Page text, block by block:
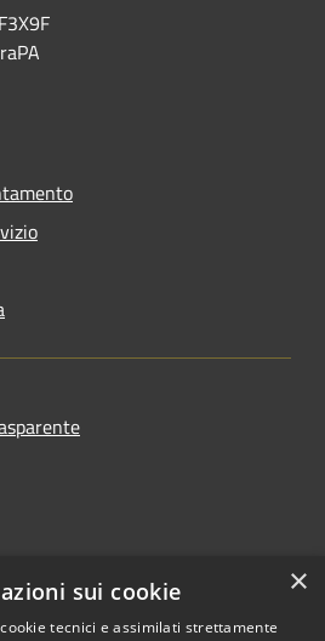
×
sui cookie
tecnici e assimilati strettamente